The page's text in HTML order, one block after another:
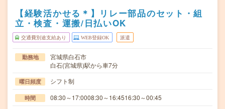
【経験活かせる＊】リレー部品のセット・組
立・検査・運搬/日払いOK
交通費別途支給あり WEB登録OK 派遣
勤務地
宮城県白石市
白石(宮城県)駅から車7分
曜日頻度 シフト制
時間 08:30～17:0008:30～16:4516:30～00:45